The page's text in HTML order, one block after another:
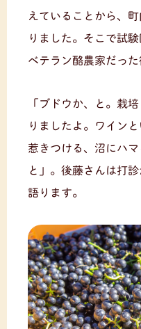
えていることから、
りました。そこで試
ベテラン酪農家だった
「ブドウか、と。栽
りましたよ。ワイン
惹きつける、沼にハ
と」。後藤さんは打
語ります。